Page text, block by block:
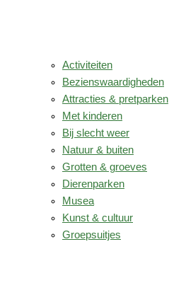
Activiteiten
Bezienswaardigheden
Attracties & pretparken
Met kinderen
Bij slecht weer
Natuur & buiten
Grotten & groeves
Dierenparken
Musea
Kunst & cultuur
Groepsuitjes